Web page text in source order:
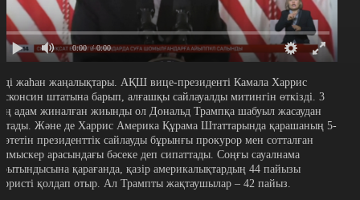
0:00 / 0:00
жаһан жаңалықтары. АҚШ вице-президенті Камала Харрис
штатына барып, алғашқы сайлауалды митингін өткізді. 3
адам жиналған жиынды ол Дональд Трампқа шабуыл жасаудан
Және де Харрис Америка Құрама Штаттарында қарашаның 5-
өтетін президенттік сайлауды бұрынғы прокурор мен сотталған
арасындағы бәсеке деп сипаттады. Соңғы сауалнама
қарағанда, қазір америкалықтардың 44 пайызы
қолдап отыр. Ал Трампты жақтаушылар – 42 пайыз.